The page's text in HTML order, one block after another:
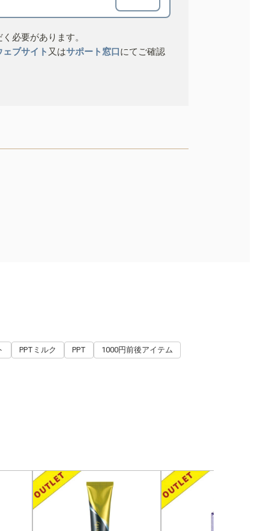
必要があります。
ブサイト 又はサポート窓口にてご確認
PPTミルク PPT 1000円前後アイテム